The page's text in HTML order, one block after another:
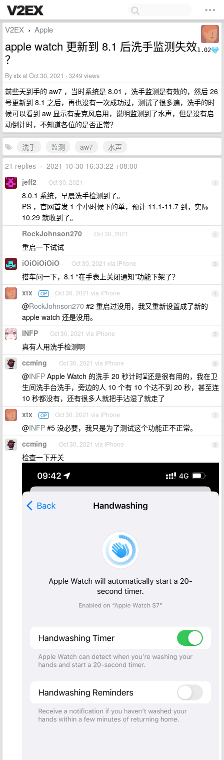
1.02
V2EX › Apple
apple watch 更新到 8.1 后洗手监测失效
？
Byxtxat Oct 30, 2021 · 3249 views
前些天到手的 aw7 ，当时系统是 8.01 ，洗手监测是有效的，然后 26
号更新到 8.1 之后，再也没有一次成功过，测试了很多遍，洗手的时
候可以看到 aw 显示有麦克风启用，说明监测到了水声，但是没有启
动倒计时，不知道各位的是否正常？
洗手 监测 aw7
水声
21 replies • 2021-10-30 16:33:22 +08:00
1
jeff2 Oct 30, 2021
8.0.1 系统，早晨洗手检测到了。
PS ，官网首发 1 个小时候下的单，预计 11.1-11.7 到，实际
10.29 就收到了。
2
RockJohnson270 Oct 30, 2021
重启一下试试
3
iOiOiOiOiO Oct 30, 2021 via iPhone
搭车问一下，8.1 “在手表上关闭通知”功能下架了？
4
xtx OP Oct 30, 2021 via iPhone
@RockJohnson270 #2 重启过没用，我又重新设置成了新的
apple watch 还是没用。
5
INFP Oct 30, 2021 via iPhone
真有人用洗手检测啊
6
ccming Oct 30, 2021 via iPhone
@INFP Apple Watch 的洗手 20 秒计时⌛️还是很有用的，我在卫
生间洗手台洗手，旁边的人 10 个有 10 个达不到 20 秒，甚至连
10 秒都没有，还有很多人就把手沾湿了就走了
7
xtx OP Oct 30, 2021 via iPhone
@INFP #5 没必要，我只是为了测试这个功能正不正常。
8
ccming Oct 30, 2021 via iPhone
检查一下开关